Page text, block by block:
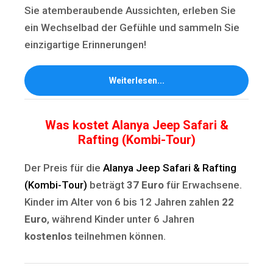
Sie atemberaubende Aussichten, erleben Sie
ein Wechselbad der Gefühle und sammeln Sie
einzigartige Erinnerungen!
Weiterlesen...
Was kostet Alanya Jeep Safari &
Rafting (Kombi-Tour)
Der Preis für die Alanya Jeep Safari & Rafting
(Kombi-Tour) beträgt 37 Euro für Erwachsene.
Kinder im Alter von 6 bis 12 Jahren zahlen 22
Euro, während Kinder unter 6 Jahren
kostenlos teilnehmen können.